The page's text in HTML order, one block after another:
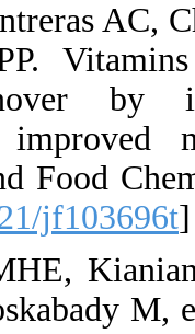
32.
SP,
collagen
Potential
## [
33.
Marefati